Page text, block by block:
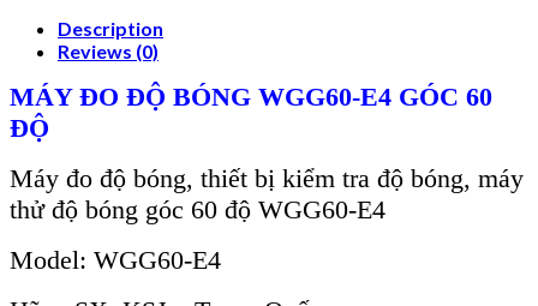
Description
Reviews (0)
MÁY ĐO ĐỘ BÓNG WGG60-E4 GÓC 60
ĐỘ
Máy đo độ bóng, thiết bị kiểm tra độ bóng, máy
thử độ bóng góc 60 độ WGG60-E4
Model: WGG60-E4